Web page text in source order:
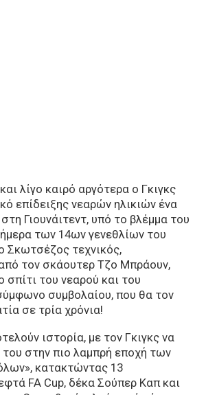
λίγο καιρό αργότερα ο Γκιγκς
επίδειξης νεαρών ηλικιών ένα
Γιουνάιτεντ, υπό το βλέμμα του
των 14ων γενεθλίων του
Σκωτσέζος τεχνικός,
τον σκάουτερ Τζο Μπράουν,
σπίτι του νεαρού και του
συμβολαίου, που θα τον
σε τρία χρόνια!
ιστορία, με τον Γκιγκς να
στην πιο λαμπρή εποχή των
κατακτώντας 13
FA Cup, δέκα Σούπερ Καπ και